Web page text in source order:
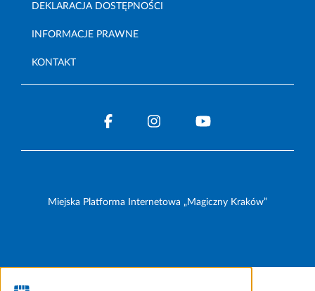
DEKLARACJA DOSTĘPNOŚCI
INFORMACJE PRAWNE
KONTAKT
Miejska Platforma Internetowa „Magiczny Kraków”